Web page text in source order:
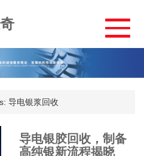
导电银浆回收
导电银胶回收，制备
高纯银新流程揭晓